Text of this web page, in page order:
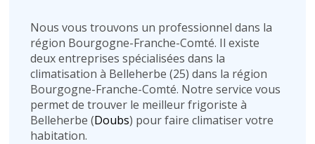
Nous vous trouvons un professionnel dans la
région Bourgogne-Franche-Comté. Il existe
deux entreprises spécialisées dans la
climatisation à Belleherbe (25) dans la région
Bourgogne-Franche-Comté. Notre service vous
permet de trouver le meilleur frigoriste à
Belleherbe (Doubs) pour faire climatiser votre
habitation.